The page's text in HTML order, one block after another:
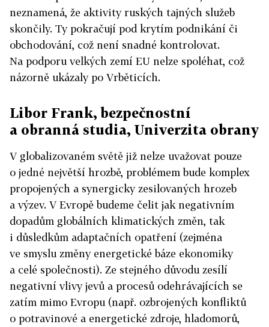
neznamená, že aktivity ruských tajných služeb
skončily. Ty pokračují pod krytím podnikání či
obchodování, což není snadné kontrolovat.
Na podporu velkých zemí EU nelze spoléhat, což
názorně ukázaly po Vrběticích.
Libor Frank, bezpečnostní
a obranná studia, Univerzita obrany
V globalizovaném světě již nelze uvažovat pouze
o jedné největší hrozbě, problémem bude komplex
propojených a synergicky zesilovaných hrozeb
a výzev. V Evropě budeme čelit jak negativním
dopadům globálních klimatických změn, tak
i důsledkům adaptačních opatření (zejména
ve smyslu změny energetické báze ekonomiky
a celé společnosti). Ze stejného důvodu zesílí
negativní vlivy jevů a procesů odehrávajících se
zatím mimo Evropu (např. ozbrojených konfliktů
o potravinové a energetické zdroje, hladomorů,